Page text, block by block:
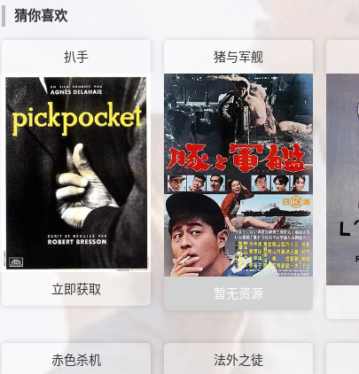
猜你喜欢
扒手
立即获取
猪与军舰
暂无资源
赤色杀机 法外之徒